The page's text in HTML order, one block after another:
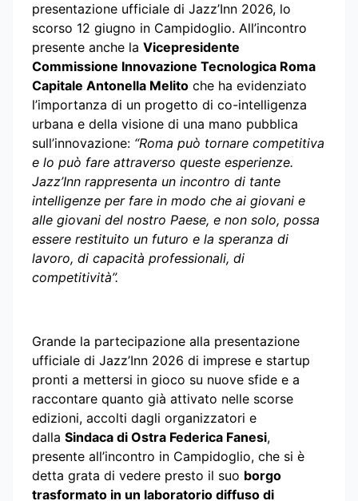
presentazione ufficiale di Jazz’Inn 2026, lo
scorso 12 giugno in Campidoglio. All’incontro
presente anche la Vicepresidente
Commissione Innovazione Tecnologica Roma
Capitale Antonella Melito che ha evidenziato
l’importanza di un progetto di co-intelligenza
urbana e della visione di una mano pubblica
sull’innovazione: “Roma può tornare competitiva
e lo può fare attraverso queste esperienze.
Jazz’Inn rappresenta un incontro di tante
intelligenze per fare in modo che ai giovani e
alle giovani del nostro Paese, e non solo, possa
essere restituito un futuro e la speranza di
lavoro, di capacità professionali, di
competitività”.
Grande la partecipazione alla presentazione
ufficiale di Jazz’Inn 2026 di imprese e startup
pronti a mettersi in gioco su nuove sfide e a
raccontare quanto già attivato nelle scorse
edizioni, accolti dagli organizzatori e
dalla Sindaca di Ostra Federica Fanesi,
presente all’incontro in Campidoglio, che si è
detta grata di vedere presto il suo borgo
trasformato in un laboratorio diffuso di